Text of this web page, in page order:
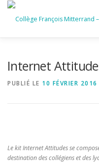
Aller
contenu
Internet
PUBLIÉ LE 10 FÉVRIER 2016
Le kit Internet Attitudes se
destination des collégiens et des